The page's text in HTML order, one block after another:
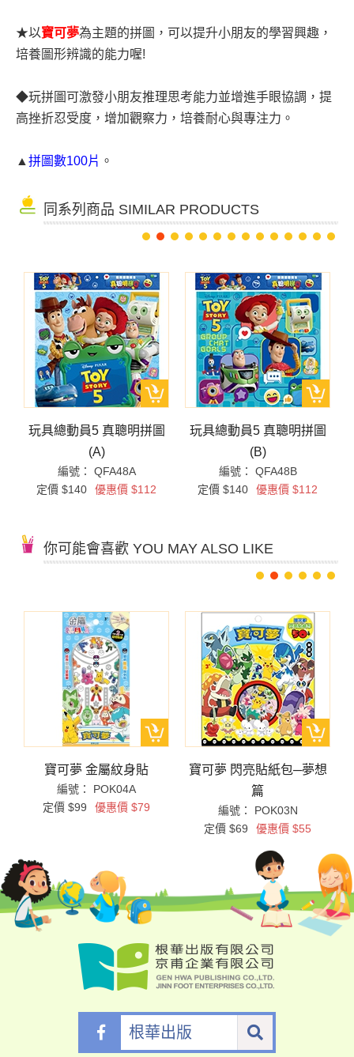
★以寶可夢為主題的拼圖，可以提升小朋友的學習興趣，
培養圖形辨識的能力喔!
◆玩拼圖可激發小朋友推理思考能力並增進手眼協調，提
高挫折忍受度，增加觀察力，培養耐心與專注力。
▲ 拼圖數100片 。
同系列商品 SIMILAR PRODUCTS
玩具總動員5 真聰明拼圖
(A)
編號： QFA48A
定價 $140
優惠價 $112
玩具總動員5 真聰明拼圖
(B)
編號： QFA48B
定價 $140
優惠價 $112
你可能會喜歡 YOU MAY ALSO LIKE
寶可夢 金屬紋身貼
編號： POK04A
定價 $99
優惠價 $79
寶可夢 閃亮貼紙包─夢想
篇
編號： POK03N
定價 $69
優惠價 $55
根華出版